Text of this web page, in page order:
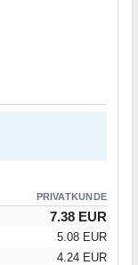
PRIVATKUNDE
7.38 EUR
5.08 EUR
4.24 EUR